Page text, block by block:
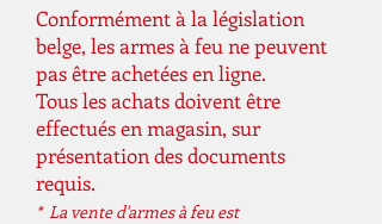
Conformément à la législation
belge, les armes à feu ne peuvent
pas être achetées en ligne.
Tous les achats doivent être
effectués en magasin, sur
présentation des documents
requis.
* La vente d'armes à feu est